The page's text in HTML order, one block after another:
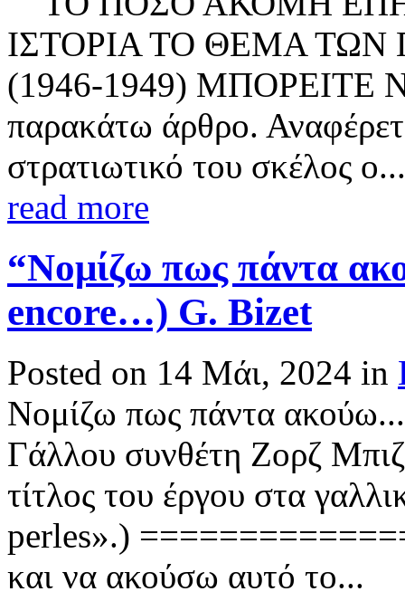
ΙΣΤΟΡΙΑ ΤΟ ΘΕΜΑ
(1946-1949) ΜΠΟΡΕΙΤΕ
παρακάτω άρθρο.
στρατιωτικό του σκέλος ο...
read more
“Νομίζω πως πάντα
encore…) G. Bizet
Posted on 14 Μάι, 2024 in
Νομίζω πως πάντα
Γάλλου συνθέτη Ζορζ
τίτλος του έργου στα
perles».)
και να ακούσω αυτό το...